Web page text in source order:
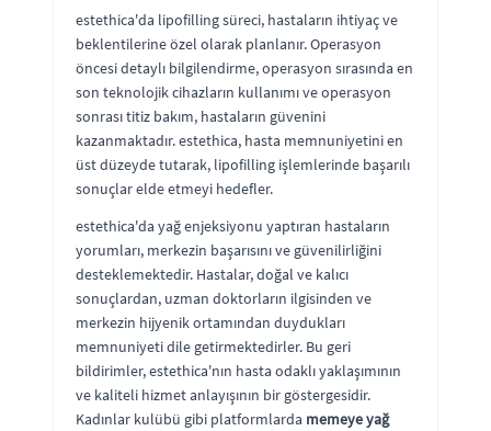
estethica'da lipofilling süreci, hastaların ihtiyaç ve
beklentilerine özel olarak planlanır. Operasyon
öncesi detaylı bilgilendirme, operasyon sırasında en
son teknolojik cihazların kullanımı ve operasyon
sonrası titiz bakım, hastaların güvenini
kazanmaktadır. estethica, hasta memnuniyetini en
üst düzeyde tutarak, lipofilling işlemlerinde başarılı
sonuçlar elde etmeyi hedefler.
estethica'da yağ enjeksiyonu yaptıran hastaların
yorumları, merkezin başarısını ve güvenilirliğini
desteklemektedir. Hastalar, doğal ve kalıcı
sonuçlardan, uzman doktorların ilgisinden ve
merkezin hijyenik ortamından duydukları
memnuniyeti dile getirmektedirler. Bu geri
bildirimler, estethica'nın hasta odaklı yaklaşımının
ve kaliteli hizmet anlayışının bir göstergesidir.
Kadınlar kulübü gibi platformlarda memeye yağ